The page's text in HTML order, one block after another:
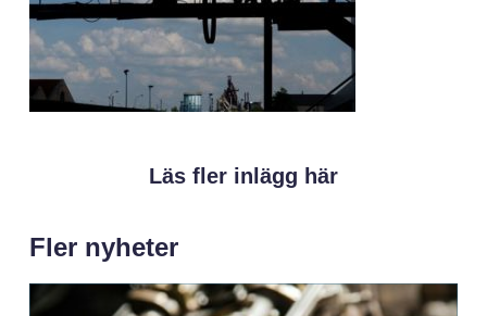
Läs fler inlägg här
Fler nyheter